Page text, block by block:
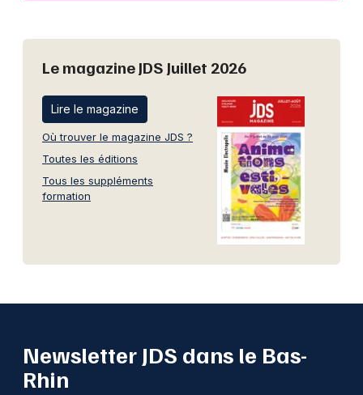
Le magazine JDS Juillet 2026
Lire le magazine
Où trouver le magazine JDS ?
Toutes les éditions
Tous les suppléments
formation
Newsletter JDS dans le Bas-
Rhin